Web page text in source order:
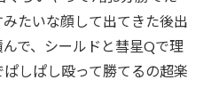
たいな顔して出てきた後出
で、シールドと彗星Qで理
しぱし殴って勝てるの超楽